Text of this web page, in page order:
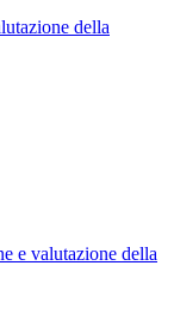
della
e valutazione della